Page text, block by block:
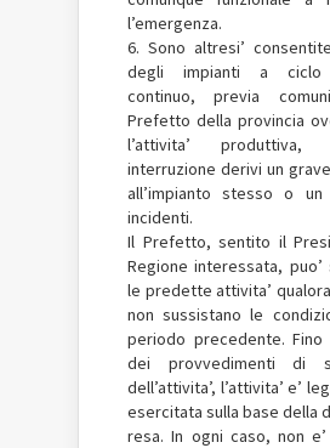
l’emergenza.
6. Sono altresi’
degli impianti a ciclo
continuo, previa
Prefetto della provincia
l’attivita’
interruzione derivi un
all’impianto stesso o
incidenti.
Il Prefetto, sentito il
Regione interessata, puo’
le predette attivita’
non sussistano le
periodo precedente. Fino
dei provvedimenti di
dell’attivita’, l’attivita’ e’
esercitata sulla base della
resa. In ogni caso, non